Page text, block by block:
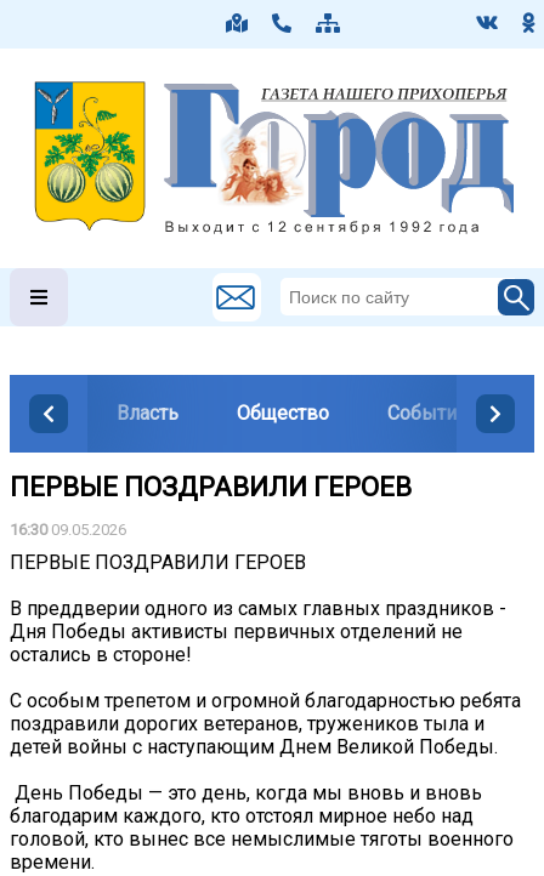
Власть Общество События
ПЕРВЫЕ ПОЗДРАВИЛИ ГЕРОЕВ ️
16:3009.05.2026
ПЕРВЫЕ ПОЗДРАВИЛИ ГЕРОЕВ ️
В преддверии одного из самых главных праздников -
Дня Победы активисты первичных отделений не
остались в стороне!
С особым трепетом и огромной благодарностью ребята
поздравили дорогих ветеранов, тружеников тыла и
детей войны с наступающим Днем Великой Победы.
️ День Победы — это день, когда мы вновь и вновь
благодарим каждого, кто отстоял мирное небо над
головой, кто вынес все немыслимые тяготы военного
времени.